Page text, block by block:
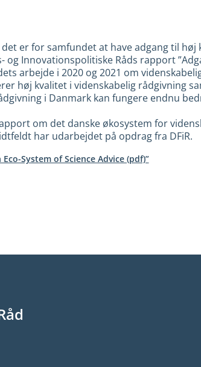
er for samfundet at have adgang til høj
og Innovationspolitiske Råds rapport
arbejde i 2020 og 2021 om
høj kvalitet i videnskabelig rådgivning
i Danmark kan fungere endnu
om det danske økosystem for
har udarbejdet på opdrag fra DFiR.
System of Science Advice (pdf)”